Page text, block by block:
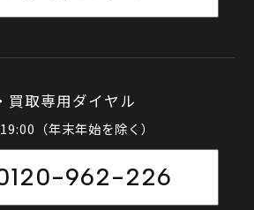
買取専用ダイヤル
（年末年始を除く）
962-226